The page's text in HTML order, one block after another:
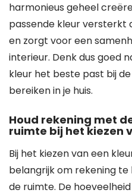
harmonieus geheel
passende kleur versterkt
en zorgt voor een
interieur. Denk dus goed
kleur het beste past bij
bereiken in je huis.
Houd rekening met
ruimte bij het kiezen
Bij het kiezen van een
belangrijk om rekening
de ruimte. De